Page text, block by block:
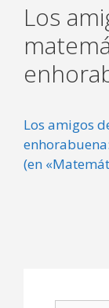
Los
Los amigos
(en